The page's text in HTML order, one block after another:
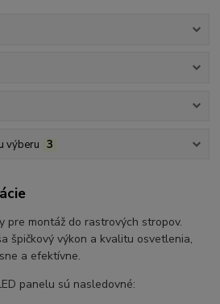
výberu 3
pre montáž do rastrových stropov.
špičkový výkon a kvalitu osvetlenia,
a efektívne.
panelu sú nasledovné: